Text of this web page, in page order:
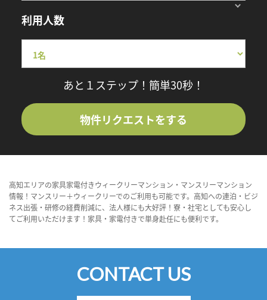
利用人数
あと１ステップ！簡単30秒！
物件リクエストをする
高知エリアの家具家電付きウィークリーマンション・マンスリーマンション
情報！マンスリー＋ウィークリーでのご利用も可能です。高知への連泊・ビジ
ネス出張・研修の経費削減に、法人様にも大好評！寮・社宅としても安心し
てご利用いただけます！家具・家電付きで単身赴任にも便利です。
CONTACT US